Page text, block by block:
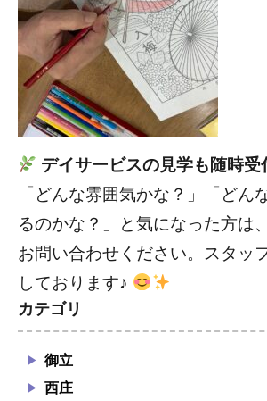
デイサービスの見学も随時受
「どんな雰囲気かな？」「どん
るのかな？」と気になった方は
お問い合わせください。スタッ
しております♪
カテゴリ
御立
西庄